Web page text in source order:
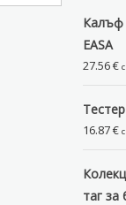
Калъф
EASA
27.56€
16.87€
таг